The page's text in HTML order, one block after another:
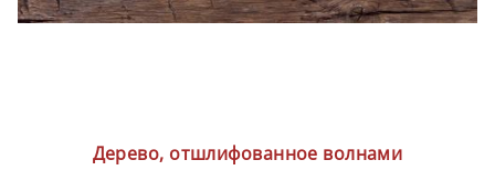
Дерево, отшлифованное волнами